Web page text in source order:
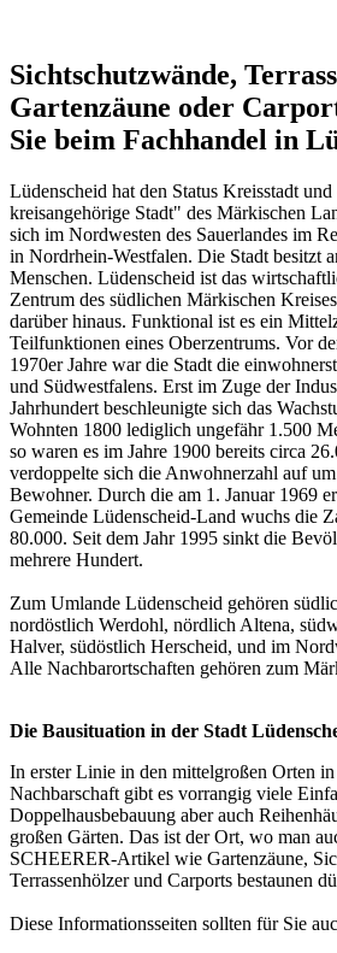
Sichtschutzwände,
Gartenzäune oder
Sie beim Fachhandel in
Lüdenscheid hat den Status Kreisstadt
kreisangehörige Stadt" des Märkischen
sich im Nordwesten des Sauerlandes im
in Nordrhein-Westfalen. Die Stadt besitzt
Menschen. Lüdenscheid ist das
Zentrum des südlichen Märkischen
darüber hinaus. Funktional ist es ein
Teilfunktionen eines Oberzentrums. Vor
1970er Jahre war die Stadt die
und Südwestfalens. Erst im Zuge der
Jahrhundert beschleunigte sich das
Wohnten 1800 lediglich ungefähr 1.500
so waren es im Jahre 1900 bereits circa
verdoppelte sich die Anwohnerzahl auf
Bewohner. Durch die am 1. Januar 1969
Gemeinde Lüdenscheid-Land wuchs die
80.000. Seit dem Jahr 1995 sinkt die
mehrere Hundert.
Zum Umlande Lüdenscheid gehören
nordöstlich Werdohl, nördlich Altena,
Halver, südöstlich Herscheid, und im
Alle Nachbarortschaften gehören zum
Die Bausituation in der Stadt
In erster Linie in den mittelgroßen Orten
Nachbarschaft gibt es vorrangig viele
Doppelhausbebauung aber auch
großen Gärten. Das ist der Ort, wo man
SCHEERER-Artikel wie Gartenzäune,
Terrassenhölzerund Carports bestaunen
Diese Informationsseiten sollten für Sie